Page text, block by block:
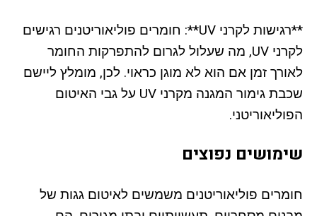
**רגישות לקרני UV**: חומרים פוליאוריטנים רגישים
לקרני UV, מה שעלול לגרום להתפרקות החומר
לאורך זמן אם הוא לא מוגן כראוי. לכן, מומלץ ליישם
שכבת גימור המגנה מקרני UV על גבי האיטום
הפוליאוריטני.
שימושים נפוצים
חומרים פוליאוריטנים משמשים לאיטום גגות של